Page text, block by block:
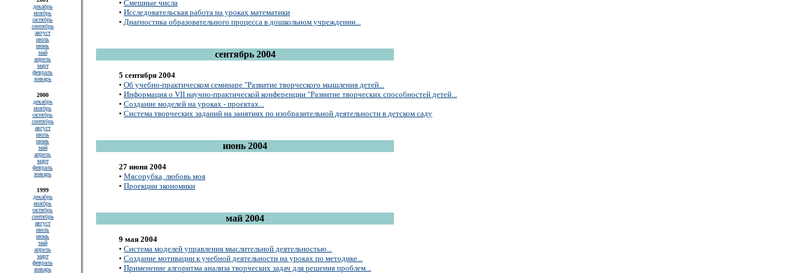
декабрь
ноябрь
октябрь
сентябрь
август
июль
июнь
май
апрель
март
февраль
январь
2000
декабрь
ноябрь
октябрь
сентябрь
август
июль
июнь
май
апрель
март
февраль
январь
1999
декабрь
ноябрь
октябрь
сентябрь
август
июль
июнь
май
апрель
март
февраль
январь
• Смешные числа
• Исследовательская работа на уроках математики
• Диагностика образовательного процесса в дошкольном учреждении...
сентябрь 2004
5 сентября 2004
• Об учебно-практическом семинаре "Развитие творческого мышления детей...
• Информация о VII научно-практической конференции "Развитие творческих способностей детей...
• Создание моделей на уроках - проектах...
• Система творческих заданий на занятиях по изобразительной деятельности в детском саду
июнь 2004
27 июня 2004
• Мясорубка, любовь моя
• Проекции экономики
май 2004
9 мая 2004
• Система моделей управления мыслительной деятельностью...
• Создание мотивации к учебной деятельности на уроках по методике...
• Применение алгоритма анализа творческих задач для решения проблем...